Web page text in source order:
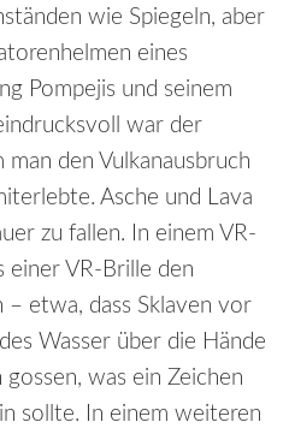
wie Spiegeln, aber
eines
Pompejis und seinem
war der
den Vulkanausbruch
Asche und Lava
zu fallen. In einem VR-
einer VR-Brille den
– etwa, dass Sklaven vor
Wasser über die Hände
was ein Zeichen
sollte. In einem weiteren